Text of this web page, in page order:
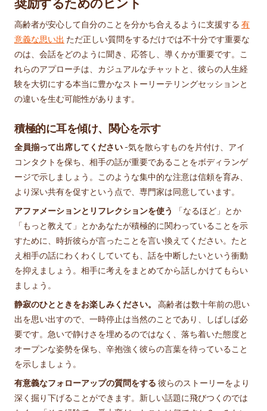
高齢者が安心して自分のことを分かち合えるように支援する 有
意義な思い出 ただ正しい質問をするだけでは不十分です重要な
のは、会話をどのように聞き、応答し、導くかが重要です。こ
れらのアプローチは、カジュアルなチャットと、彼らの人生経
験を大切にする本当に豊かなストーリーテリングセッションと
の違いを生む可能性があります。
積極的に耳を傾け、関心を示す
全員揃って出席してください-気を散らすものを片付け、アイ
コンタクトを保ち、相手の話が重要であることをボディランゲ
ージで示しましょう。このような集中的な注意は信頼を育み、
より深い共有を促すという点で、専門家は同意しています。
アファメーションとリフレクションを使う
「なるほど」とか
「もっと教えて」とかあなたが積極的に関わっていることを示
すために、時折彼らが言ったことを言い換えてください。たと
え相手の話にわくわくしていても、話を中断したいという衝動
を抑えましょう。相手に考えをまとめてから話しかけてもらい
ましょう。
静寂のひとときをお楽しみください。
高齢者は数十年前の思い
出を思い出すので、一時停止は当然のことであり、しばしば必
要です。急いで静けさを埋めるのではなく、落ち着いた態度と
オープンな姿勢を保ち、辛抱強く彼らの言葉を待っていること
を示しましょう。
有意義なフォローアップの質問をする 彼らのストーリーをより
深く掘り下げることができます。新しい話題に飛びつくのでは